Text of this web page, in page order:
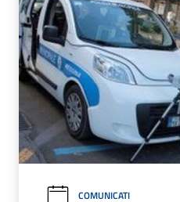
COMUNICATI